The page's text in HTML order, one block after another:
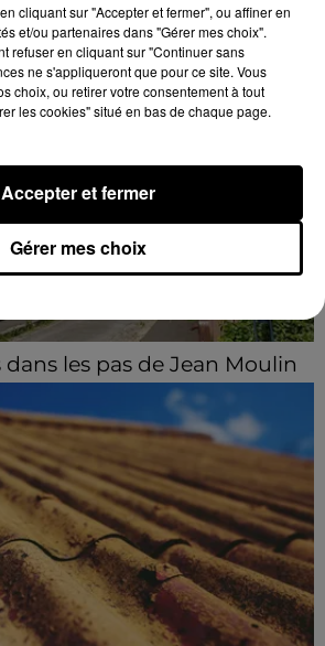
INFOS Voir plus
les pas de Jean Moulin
» s'invite dans les sorties
Tourisme.
cliquant sur "Accepter et fermer", ou affiner en
et/ou partenaires dans "Gérer mes choix".
refuser en cliquant sur "Continuer sans
ne s'appliqueront que pour ce site. Vous
choix, ou retirer votre consentement à tout
les cookies" situé en bas de chaque page.
Gérer mes choix
Accepter et fermer